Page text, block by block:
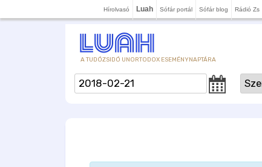
Hírolvasó Luah Sófár portál Sófár blog Rádió Zs
A TUDÓZSIDÓ UNORTODOX ESEMÉNYNAPTÁRA